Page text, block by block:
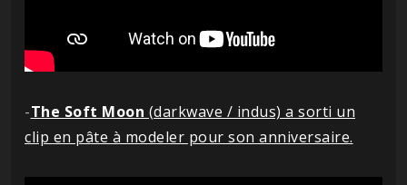
-The Soft Moon (darkwave / indus) a sorti un
clip en pâte à modeler pour son anniversaire.